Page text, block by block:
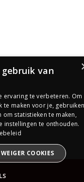
van
ervaring te verbeteren. Om
te maken voor je,
om statistieken te maken,
instellingen te onthouden.
WEIGER COOKIES